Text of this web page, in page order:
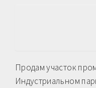
Продам участок
Индустриальном